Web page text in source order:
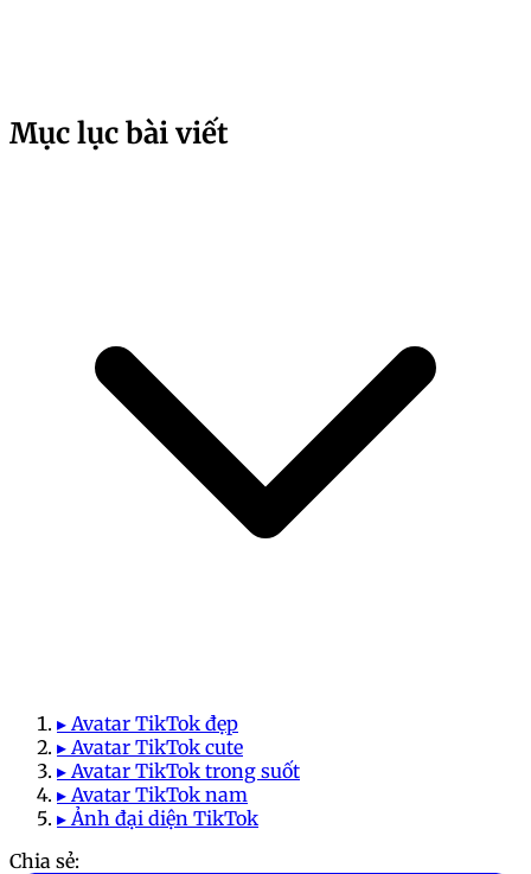
Mục lục bài viết
▸ Avatar TikTok đẹp
▸ Avatar TikTok cute
▸ Avatar TikTok trong suốt
▸ Avatar TikTok nam
▸ Ảnh đại diện TikTok
Chia sẻ: